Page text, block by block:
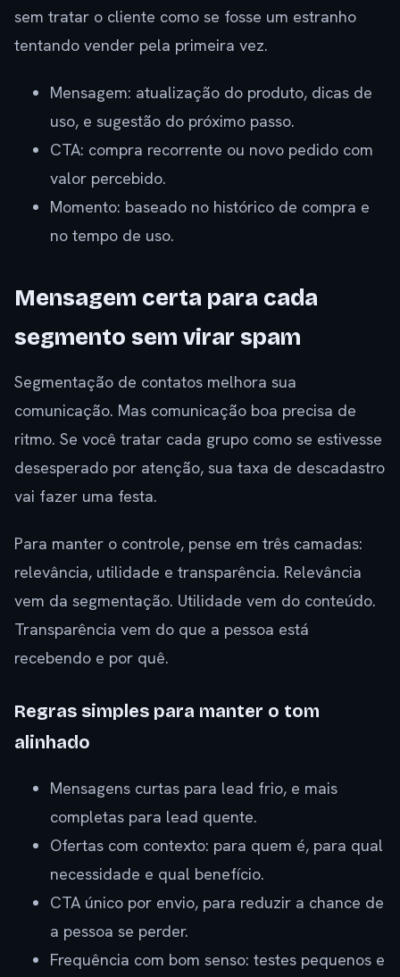
sem tratar o cliente como se fosse um estranho
tentando vender pela primeira vez.
Mensagem: atualização do produto, dicas de
uso, e sugestão do próximo passo.
CTA: compra recorrente ou novo pedido com
valor percebido.
Momento: baseado no histórico de compra e
no tempo de uso.
Mensagem certa para cada
segmento sem virar spam
Segmentação de contatos melhora sua
comunicação. Mas comunicação boa precisa de
ritmo. Se você tratar cada grupo como se estivesse
desesperado por atenção, sua taxa de descadastro
vai fazer uma festa.
Para manter o controle, pense em três camadas:
relevância, utilidade e transparência. Relevância
vem da segmentação. Utilidade vem do conteúdo.
Transparência vem do que a pessoa está
recebendo e por quê.
Regras simples para manter o tom
alinhado
Mensagens curtas para lead frio, e mais
completas para lead quente.
Ofertas com contexto: para quem é, para qual
necessidade e qual benefício.
CTA único por envio, para reduzir a chance de
a pessoa se perder.
Frequência com bom senso: testes pequenos e